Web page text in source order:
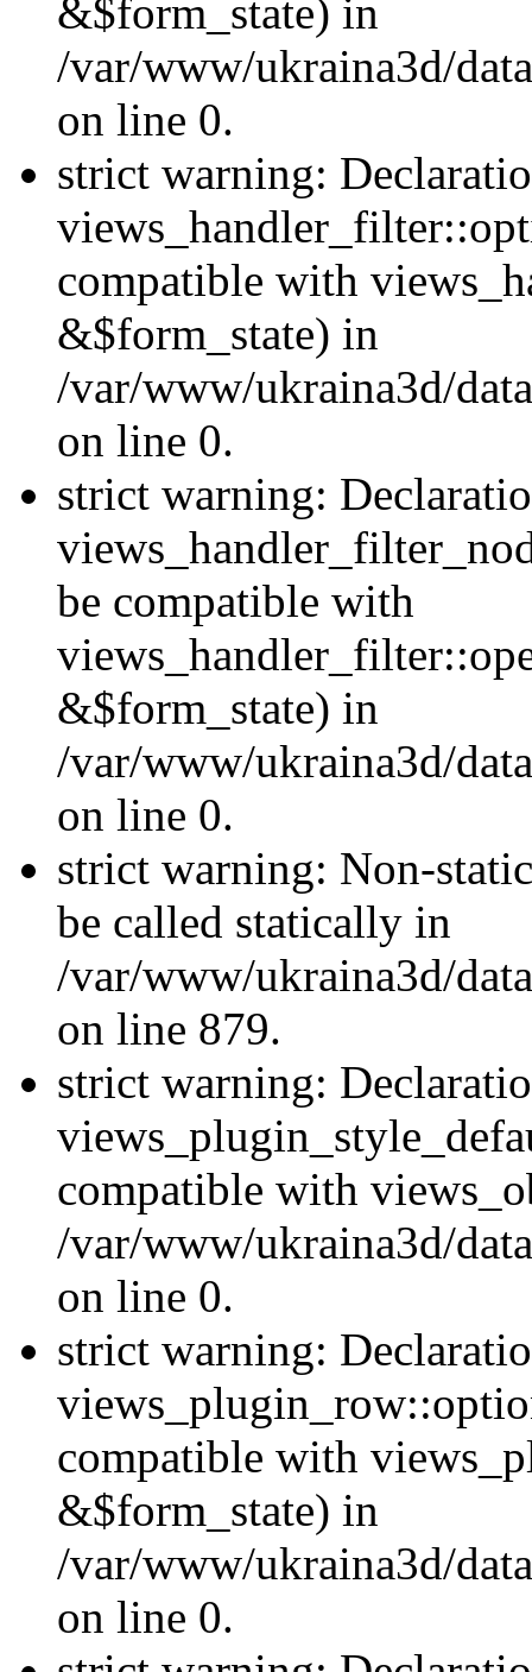
&$form_state) in
/var/www/ukraina3d/
on line 0.
strict warning:
compatible with
&$form_state) in
/var/www/ukraina3d/
on line 0.
strict warning:
be compatible with
&$form_state) in
/var/www/ukraina3d/
on line 0.
strict warning: Non-
be called statically in
/var/www/ukraina3d/
on line 879.
strict warning:
compatible with
/var/www/ukraina3d/
on line 0.
strict warning:
compatible with
&$form_state) in
/var/www/ukraina3d/
on line 0.